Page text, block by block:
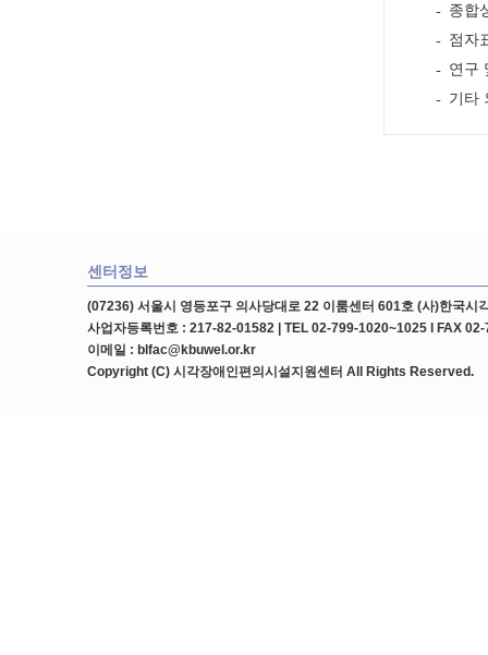
종합
점자
연구
기타
센터정보
(07236) 서울시 영등포구 의사당대로 22 이룸센터 601호 (사)한국시
사업자등록번호 : 217-82-01582 | TEL 02-799-1020~1025 l FAX
이메일 : blfac@kbuwel.or.kr
Copyright (C) 시각장애인편의시설지원센터 All Rights Reserved.